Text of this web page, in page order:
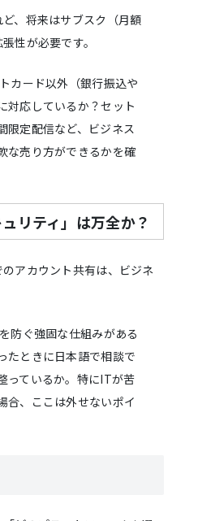
ど、将来はサブスク（月額
性が必要です。
カード以外（銀行振込や
対応しているか？セット
限定配信など、ビジネス
な売り方ができるかを確
リティ」は万全か？
アカウント共有は、ビジネ
防ぐ強固な仕組みがある
たときに日本語で相談で
っているか。特にITが苦
合、ここは外せないポイ